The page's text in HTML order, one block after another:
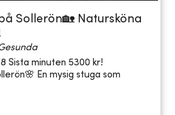
Sollerön🏡 Natursköna
Sista minuten 5300 kr!
En mysig stuga som